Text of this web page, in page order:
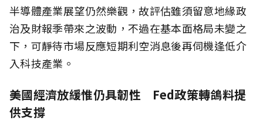
半導體產業展望仍然樂觀，故評估雖須留意地緣政
治及財報季帶來之波動，不過在基本面格局未變之
下，可靜待市場反應短期利空消息後再伺機逢低介
入科技產業。
美國經濟放緩惟仍具韌性 Fed政策轉鴿料提
供支撐